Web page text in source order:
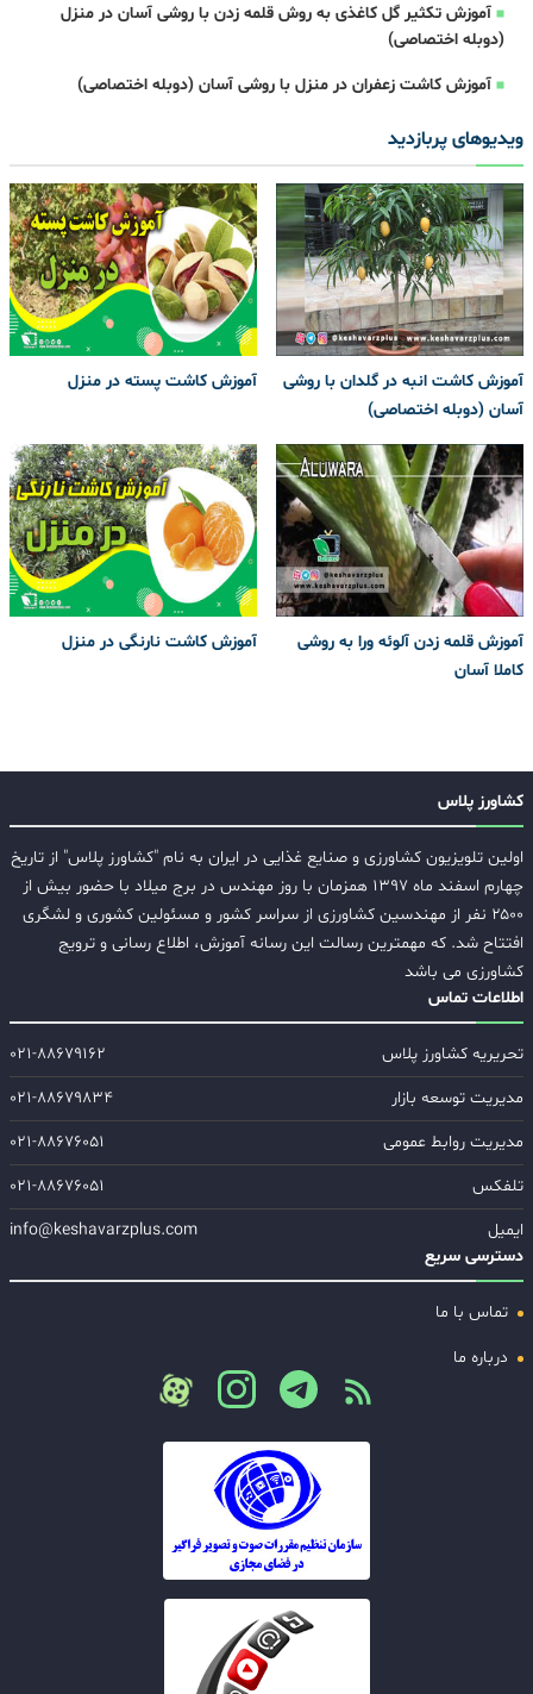
آموزش تکثیر گل کاغذی به روش قلمه زدن با روشی آسان در منزل
(دوبله اختصاصی)
آموزش کاشت زعفران در منزل با روشی آسان (دوبله اختصاصی)
ویدیوهای پربازدید
آموزش کاشت انبه در گلدان با روشی
آسان (دوبله اختصاصی)
آموزش کاشت پسته در منزل
آموزش قلمه زدن آلوئه ورا به روشی
کاملا آسان
آموزش کاشت نارنگی در منزل
کشاورز پلاس
اولین تلویزیون کشاورزی و صنایع غذایی در ایران به نام "کشاورز پلاس" از تاریخ
چهارم اسفند ماه ۱۳۹۷ همزمان با روز مهندس در برج میلاد با حضور بیش از
۲۵۰۰ نفر از مهندسین کشاورزی از سراسر کشور و مسئولین کشوری و لشگری
افتتاح شد. که مهمترین رسالت این رسانه آموزش، اطلاع رسانی و ترویج
کشاورزی می باشد
اطلاعات تماس
تحریریه کشاورز پلاس
۰۲۱-۸۸۶۷۹۱۶۲
مدیریت توسعه بازار
۰۲۱-۸۸۶۷۹۸۳۴
مدیریت روابط عمومی
۰۲۱-۸۸۶۷۶۰۵۱
تلفکس
۰۲۱-۸۸۶۷۶۰۵۱
ایمیل
info@keshavarzplus.com
دسترسی سریع
تماس با ما
درباره ما